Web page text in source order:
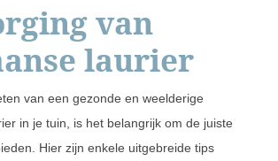
van
laurier
van een gezonde en weelderige
in je tuin, is het belangrijk om de juiste
Hier zijn enkele uitgebreide tips